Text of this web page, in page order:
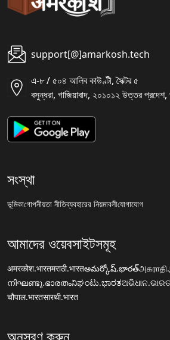
support[@]amarkosh.tech
এ-৮ / ৫০৪ আলিব কাউণ্টী, সৈক্টর ৫
বসুন্ধরা, গাজিয়াবাদ, ২০১০১২ উত্তর প্রদেশ,
সংস্থা
ভূমিকাগোপনীয়তা নীতিব্যবহারের নিয়মাবলীযোগাযোগ
আমাদের ওয়েবসাইটসমূহ
अमरकोश.भारतमराठी.भारतఅమర్కోష్.భారత్
നിഘണ്ടു.ഭാരതംನಿಘಂಟು.ಭಾರತ
चौपाल.भारतसारथी.भारत